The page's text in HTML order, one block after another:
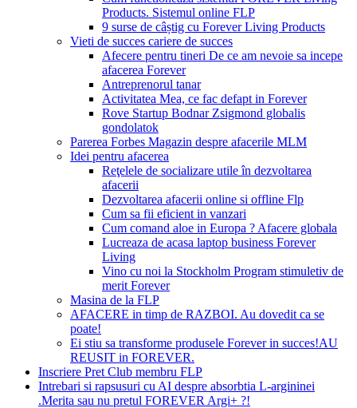
Products. Sistemul online FLP
9 surse de câștig cu Forever Living Products
Vieti de succes cariere de succes
Afecere pentru tineri De ce am nevoie sa incepe
afacerea Forever
Antreprenorul tanar
Activitatea Mea, ce fac defapt in Forever
Rove Startup Bodnar Zsigmond globalis
gondolatok
Parerea Forbes Magazin despre afacerile MLM
Idei pentru afacerea
Reţelele de socializare utile în dezvoltarea
afacerii
Dezvoltarea afacerii online si offline Flp
Cum sa fii eficient in vanzari
Cum comand aloe in Europa ? Afacere globala
Lucreaza de acasa laptop business Forever
Living
Vino cu noi la Stockholm Program stimuletiv de
merit Forever
Masina de la FLP
AFACERE in timp de RAZBOI. Au dovedit ca se
poate!
Ei stiu sa transforme produsele Forever in succes!AU
REUSIT in FOREVER.
Inscriere Pret Club membru FLP
Intrebari si rapsusuri cu AI despre absorbtia L-argininei
.Merita sau nu pretul FOREVER Argi+ ?!